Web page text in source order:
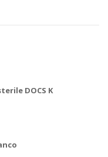
DOCS K